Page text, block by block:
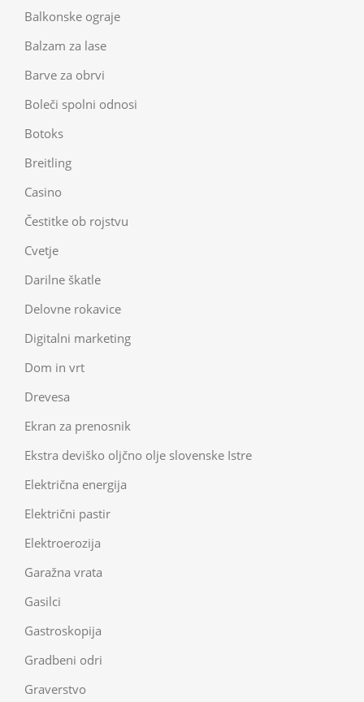
Balkonske ograje
Balzam za lase
Barve za obrvi
Boleči spolni odnosi
Botoks
Breitling
Casino
Čestitke ob rojstvu
Cvetje
Darilne škatle
Delovne rokavice
Digitalni marketing
Dom in vrt
Drevesa
Ekran za prenosnik
Ekstra deviško oljčno olje slovenske Istre
Električna energija
Električni pastir
Elektroerozija
Garažna vrata
Gasilci
Gastroskopija
Gradbeni odri
Graverstvo